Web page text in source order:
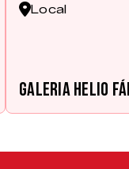
Local
Galeria Helio